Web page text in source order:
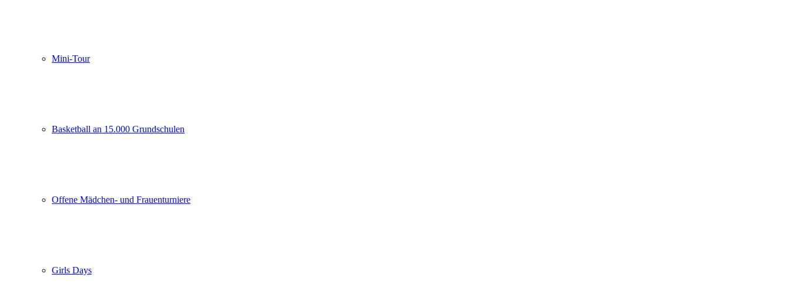
Mini-Tour
Basketball an 15.000 Grundschulen
Offene Mädchen- und Frauenturniere
Girls Days